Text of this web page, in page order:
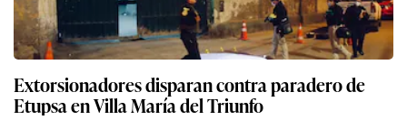
Extorsionadores disparan contra paradero de
Etupsa en Villa María del Triunfo